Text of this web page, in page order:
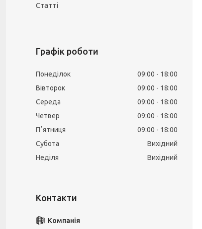
Статті
Графік роботи
Понеділок 09:00
18:00
Вівторок
09:00
18:00
Середа
09:00
18:00
Четвер
09:00
18:00
Пʼятниця
09:00
18:00
Субота
Вихідний
Неділя
Вихідний